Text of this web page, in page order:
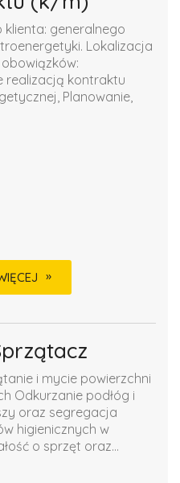
klienta: generalnego
Lokalizacja
realizacją kontraktu
Planowanie,
i mycie powierzchni
Odkurzanie podłóg i
oraz segregacja
higienicznych w
o sprzęt oraz...